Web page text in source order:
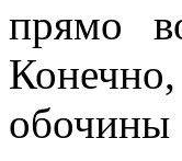
прямо
обочины